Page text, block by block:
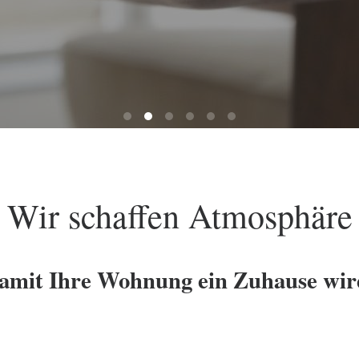
Wir schaffen Atmosphäre
Ihre Wohnung ein Zuhause